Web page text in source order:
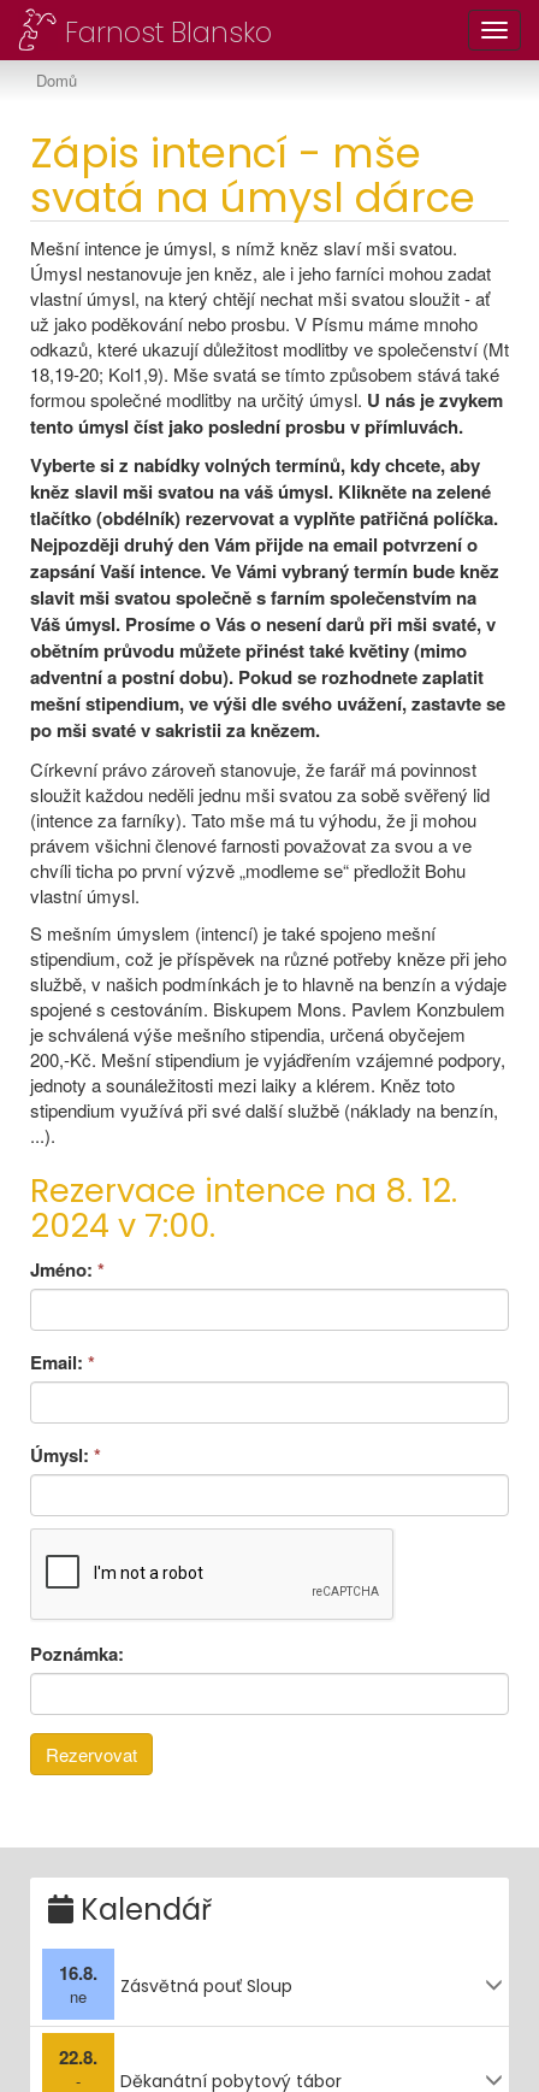
Farnost Blansko
Domů
Zápis intencí - mše
svatá na úmysl dárce
Mešní intence je úmysl, s nímž kněz slaví mši svatou.
Úmysl nestanovuje jen kněz, ale i jeho farníci mohou zadat
vlastní úmysl, na který chtějí nechat mši svatou sloužit - ať
už jako poděkování nebo prosbu. V Písmu máme mnoho
odkazů, které ukazují důležitost modlitby ve společenství (Mt
18,19-20; Kol1,9). Mše svatá se tímto způsobem stává také
formou společné modlitby na určitý úmysl. U nás je zvykem
tento úmysl číst jako poslední prosbu v přímluvách.
Vyberte si z nabídky volných termínů, kdy chcete, aby
kněz slavil mši svatou na váš úmysl. Klikněte na zelené
tlačítko (obdélník) rezervovat a vyplňte patřičná políčka.
Nejpozději druhý den Vám přijde na email potvrzení o
zapsání Vaší intence. Ve Vámi vybraný termín bude kněz
slavit mši svatou společně s farním společenstvím na
Váš úmysl. Prosíme o Vás o nesení darů při mši svaté, v
obětním průvodu můžete přinést také květiny (mimo
adventní a postní dobu). Pokud se rozhodnete zaplatit
mešní stipendium, ve výši dle svého uvážení, zastavte se
po mši svaté v sakristii za knězem.
Církevní právo zároveň stanovuje, že farář má povinnost
sloužit každou neděli jednu mši svatou za sobě svěřený lid
(intence za farníky). Tato mše má tu výhodu, že ji mohou
právem všichni členové farnosti považovat za svou a ve
chvíli ticha po první výzvě „modleme se“ předložit Bohu
vlastní úmysl.
S mešním úmyslem (intencí) je také spojeno mešní
stipendium, což je příspěvek na různé potřeby kněze při jeho
službě, v našich podmínkách je to hlavně na benzín a výdaje
spojené s cestováním. Biskupem Mons. Pavlem Konzbulem
je schválená výše mešního stipendia, určená obyčejem
200,-Kč. Mešní stipendium je vyjádřením vzájemné podpory,
jednoty a sounáležitosti mezi laiky a klérem. Kněz toto
stipendium využívá při své další službě (náklady na benzín,
...).
Rezervace intence na 8. 12.
2024 v 7:00.
Jméno: *
Email: *
Úmysl: *
Poznámka:
Kalendář
16.8.
ne Zásvětná pouť Sloup
22.8.
-
Děkanátní pobytový tábor